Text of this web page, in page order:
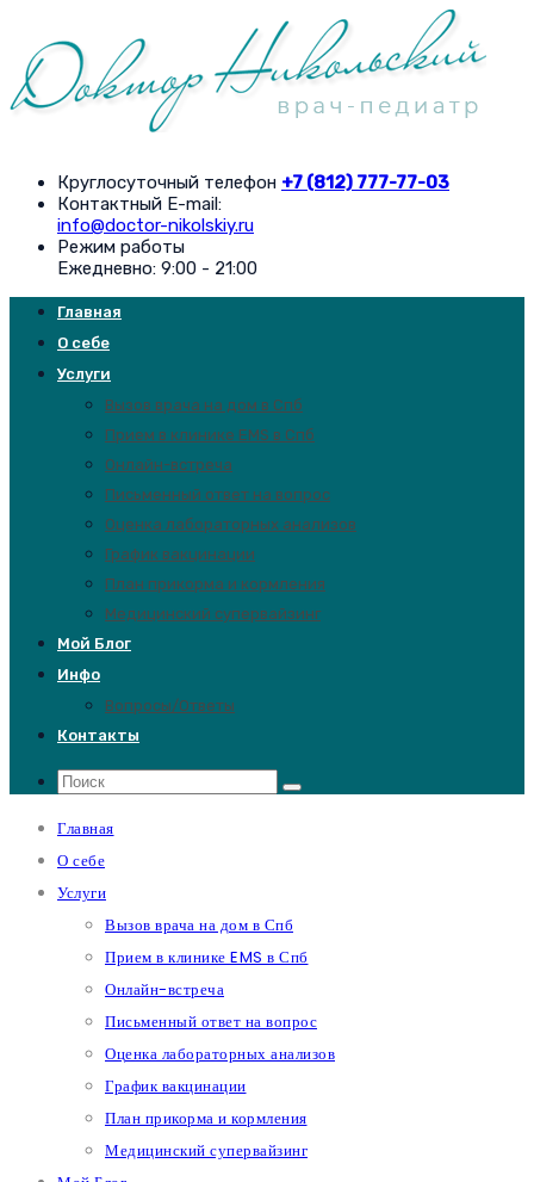
Круглосуточный телефон +7 (812) 777-77-03
Контактный E-mail:
info@doctor-nikolskiy.ru
Режим работы
Ежедневно: 9:00 - 21:00
Главная
О себе
Услуги
Вызов врача на дом в Спб
Прием в клинике EMS в Спб
Онлайн-встреча
Письменный ответ на вопрос
Оценка лабораторных анализов
График вакцинации
План прикорма и кормления
Медицинский супервайзинг
Мой Блог
Инфо
Вопросы/Ответы
Контакты
Главная
О себе
Услуги
Вызов врача на дом в Спб
Прием в клинике EMS в Спб
Онлайн-встреча
Письменный ответ на вопрос
Оценка лабораторных анализов
График вакцинации
План прикорма и кормления
Медицинский супервайзинг